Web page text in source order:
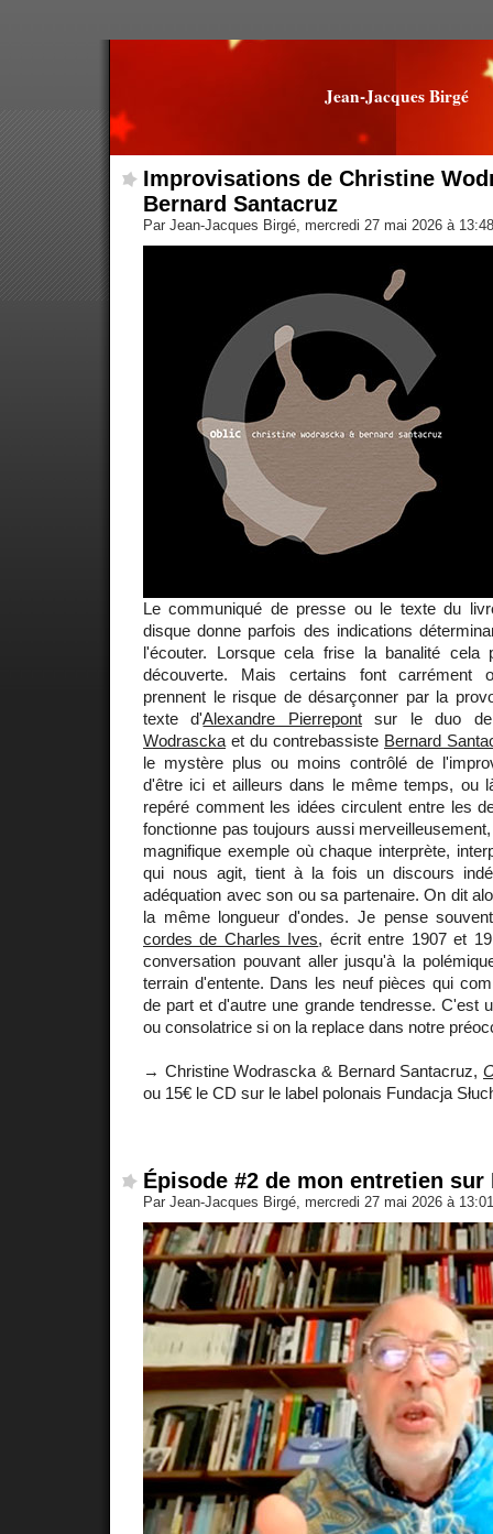
Jean-Jacques Birgé
Improvisations de Christine
Bernard Santacruz
Par Jean-Jacques Birgé, mercredi 27 mai 2026 à
Le communiqué de presse ou le texte du
disque donne parfois des indications
l'écouter. Lorsque cela frise la banalité
découverte. Mais certains font carrément
prennent le risque de désarçonner par la
texte d'Alexandre Pierrepontsur le duo
Wodrascka et du contrebassiste Bernard
le mystère plus ou moins contrôlé de
d'être ici et ailleurs dans le même temps, ou
repéré comment les idées circulent entre les
fonctionne pas toujours aussi
magnifique exemple où chaque interprète,
qui nous agit, tient à la fois un discours
adéquation avec son ou sa partenaire. On dit
la même longueur d'ondes. Je pense
cordes de Charles Ives, écrit entre 1907 et
conversation pouvant aller jusqu'à la
terrain d'entente. Dans les neuf pièces qui
de part et d'autre une grande tendresse. C'est
ou consolatrice si on la replace dans notre
→ Christine Wodrascka & Bernard Santacruz,
ou 15€ le CD sur le label polonais Fundacja
Épisode #2 de mon entretien sur
Par Jean-Jacques Birgé, mercredi 27 mai 2026 à